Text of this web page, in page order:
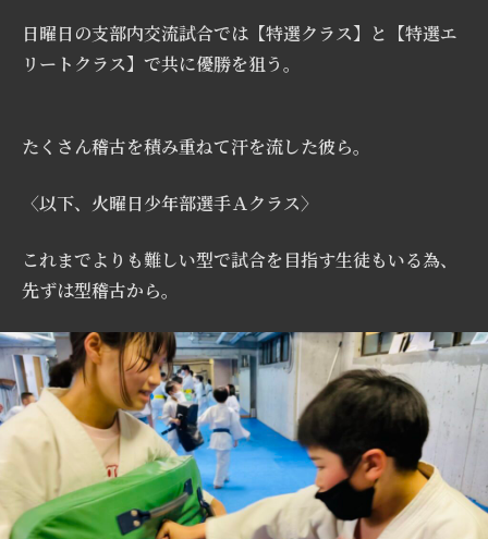
日曜日の支部内交流試合では【特選クラス】と【特選エ
リートクラス】で共に優勝を狙う。
たくさん稽古を積み重ねて汗を流した彼ら。
〈以下、火曜日少年部選手Ａクラス〉
これまでよりも難しい型で試合を目指す生徒もいる為、
先ずは型稽古から。